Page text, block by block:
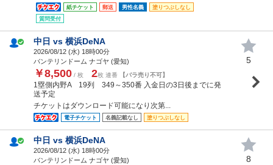
紙チケット 郵送 男性名義
塗りつぶしなし
質問受付
中日 vs 横浜DeNA
2026/08/12 (水) 18時00分
バンテリンドーム ナゴヤ (愛知)
￥8,500 / 枚 2枚 連番 【バラ売り不可】
1塁側内野A 19列 349～350番 入金日の3日後までに発
送予定
チケットはダウンロード可能になり次第...
電子チケット 名義記載なし 塗りつぶしなし
5
中日 vs 横浜DeNA
2026/08/12 (水) 18時00分
バンテリンドーム ナゴヤ (愛知)
8